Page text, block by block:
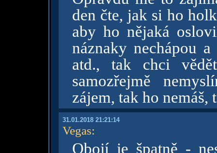
den čte, jak si ho
aby ho nějaká
náznaky nechápou
atd., tak chci
samozřejmě
zájem, tak ho nemáš,
31.01.2018 21:21:14
Vegas:
Obojí je špatně -